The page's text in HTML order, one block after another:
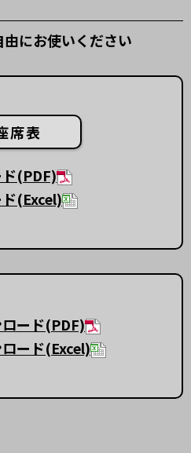
にお使いください
座席表
(PDF)
(Excel)
ード(PDF)
ード(Excel)